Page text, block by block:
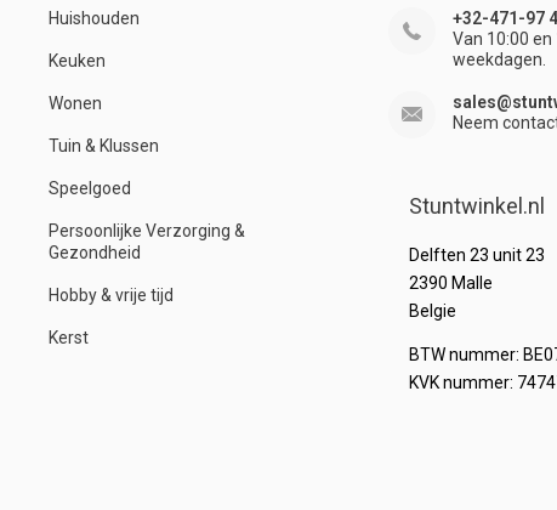
Huishouden
Keuken
Wonen
Tuin & Klussen
Speelgoed
Persoonlijke Verzorging &
Gezondheid
Hobby & vrije tijd
Kerst
+32-471-97
Van 10:00
weekdagen.
Neem
Stuntwinkel.nl
Delften 23 unit 23
2390 Malle
Belgie
BTW nummer:
KVK nummer: